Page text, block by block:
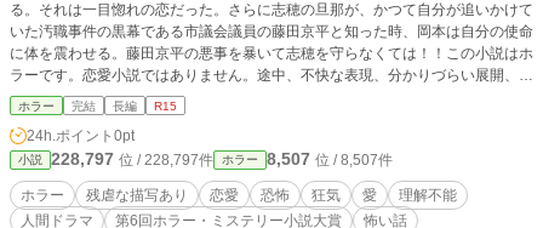
る。それは一目惚れの恋だった。さらに志穂の旦那が、かつて自分が追いかけて
いた汚職事件の黒幕である市議会議員の藤田京平と知った時、岡本は自分の使命
に体を震わせる。藤田京平の悪事を暴いて志穂を守らなくては！！この小説はホ
ラーです。恋愛小説ではありません。途中、不快な表現、分かりづらい展開、残
酷な描写があるかもしれませんが、ストーリーの構成上、そうなっております。
サクッと読める短めの話となっております。この小説でぞくりと背中を冷やすこ
とが出来たらいいなと思います。よろしくお願いします。 注）この小説は恋愛
小説ではありません。 注）途中であれ？と思うことがだんだんと増えてくると
思いますが、それがホラーの醍醐味なのでそのまま読み進めて頂けると幸いで
す。 注）後半になってくるともしかしてこうじゃない？という小説のタネが分
ホラー 完結 長編 R15
24h.ポイント 0pt
小説 228,797 位 / 228,797件 ホラー 8,507 位 / 8,507件
ホラー 残虐な描写あり 恋愛 恐怖 狂気 愛
理解不能
人間ドラマ
第6回ホラー・ミステリー小説大賞 怖い話